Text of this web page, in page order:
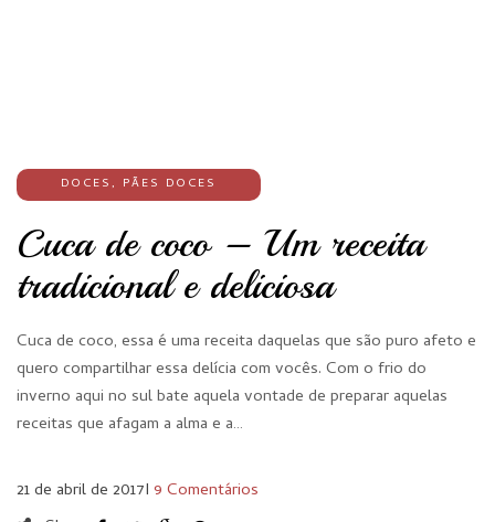
DOCES, PÃES DOCES
Cuca de coco – Um receita
tradicional e deliciosa
Cuca de coco, essa é uma receita daquelas que são puro afeto e
quero compartilhar essa delícia com vocês. Com o frio do
inverno aqui no sul bate aquela vontade de preparar aquelas
receitas que afagam a alma e a…
21 de abril de 2017I 9 Comentários